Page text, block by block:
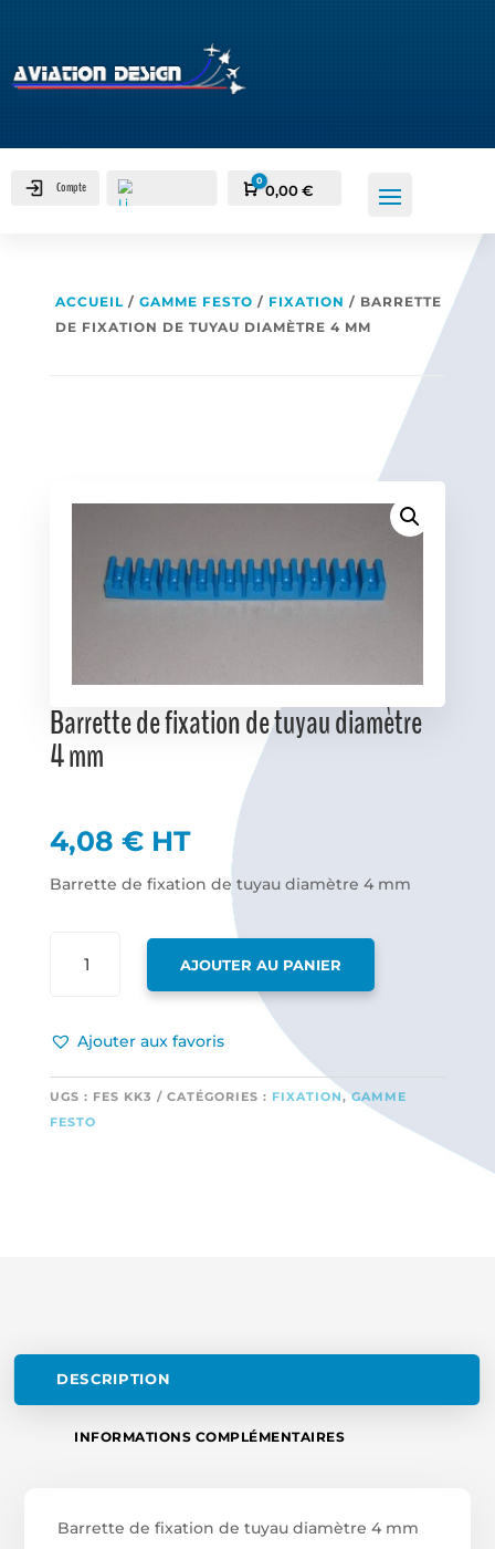
Compte
Favoris
Panier
0
0,00€
ACCUEIL / GAMME FESTO / FIXATION / BARRETTE
DE FIXATION DE TUYAU DIAMÈTRE 4 MM
Barrette de fixation de tuyau diamètre
4 mm
4,08 € HT
Barrette de fixation de tuyau diamètre 4 mm
FIXATION
TUYAU
DIAMÈTRE
AJOUTER AU PANIER
Ajouter aux favoris
UGS : FES KK3 CATÉGORIES : FIXATION,GAMME
FESTO
DESCRIPTION
INFORMATIONS COMPLÉMENTAIRES
Barrette de fixation de tuyau diamètre 4 mm